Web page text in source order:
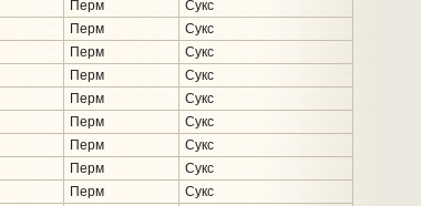
Перм
Сукс
Перм
Сукс
Перм
Сукс
Перм
Сукс
Перм
Сукс
Перм
Сукс
Перм
Сукс
Перм
Сукс
Перм
Сукс